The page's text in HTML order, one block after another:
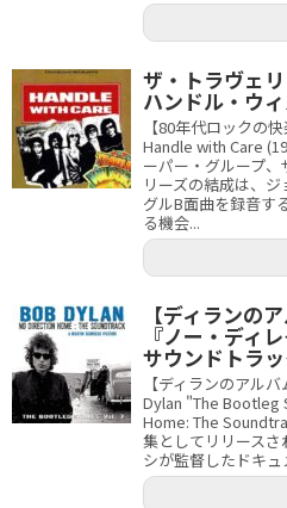
ザ・トラヴェ
ハンドル・ウ
【80年代ロックの
Handle with Care
ーパー・グループ
リーズの結成は、
グルB面曲を録音す
る機会...
【ディランの
『ノー・ディ
サウンドトラ
【ディランのアル
Dylan "The Bootleg
Home: The
集としてリリース
シが監督したドキ